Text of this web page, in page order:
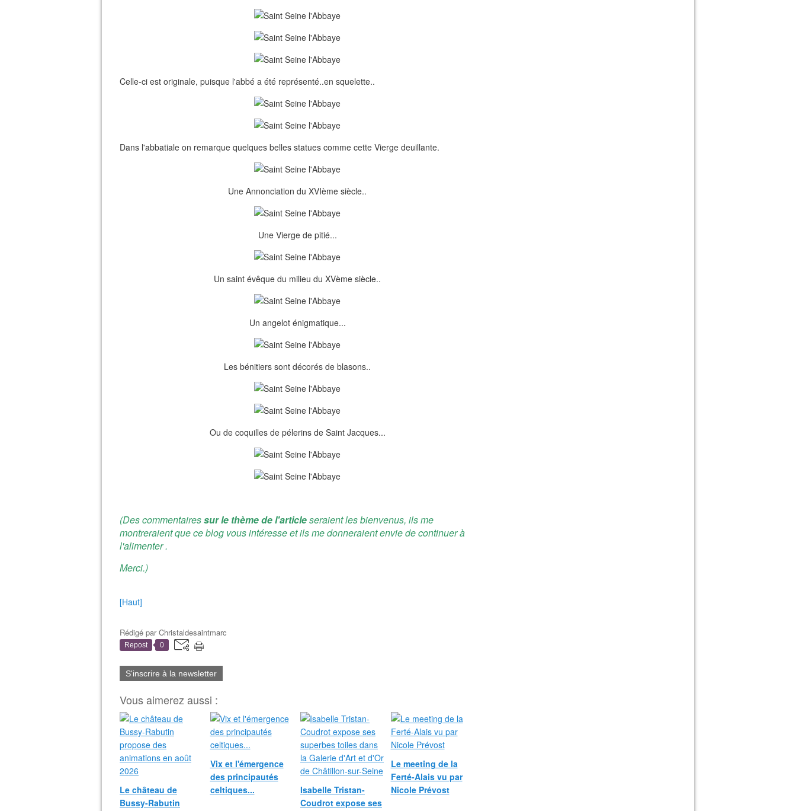
Celle-ci est originale, puisque l'abbé a été représenté..en squelette..
Dans l'abbatiale on remarque quelques belles statues comme cette Vierge deuillante.
Une Annonciation du XVIème siècle..
Une Vierge de pitié...
Un saint évêque du milieu du XVème siècle..
Un angelot énigmatique...
Les bénitiers sont décorés de blasons..
Ou de coquilles de pélerins de Saint Jacques...
(Des commentairessur le thème de l'articleseraient les bienvenus, ils me
montreraient que ce blog vous intéresse et ils me donneraient envie de continuer à
l'alimenter .
Merci.)
[Haut]
Rédigé parChristaldesaintmarc
Repost 0
S'inscrire à la newsletter
Vous aimerez aussi :
Le château de
Bussy-Rabutin
Vix et l'émergence
des principautés
celtiques...
Isabelle Tristan-
Coudrot expose ses
Le meeting de la
Ferté-Alais vu par
Nicole Prévost